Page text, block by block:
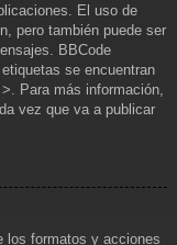
El uso de
pero también puede ser
BBCode
se encuentran
Para más información,
vez que va a publicar
los formatos y acciones